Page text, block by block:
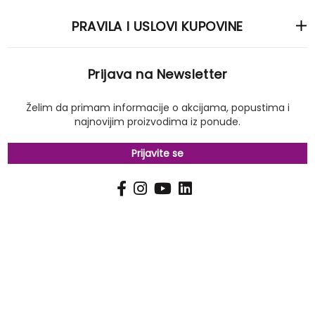
PRAVILA I USLOVI KUPOVINE
Prijava na Newsletter
Želim da primam informacije o akcijama, popustima i
najnovijim proizvodima iz ponude.
Prijavite se